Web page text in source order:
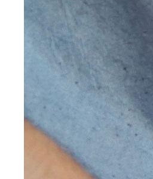
Schwelm
Ennepetal